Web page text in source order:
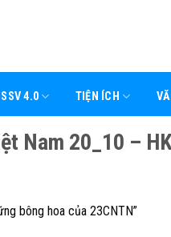
4.0 TIỆN ÍCH
Nam 20_10 –
bông hoa của 23CNTN”